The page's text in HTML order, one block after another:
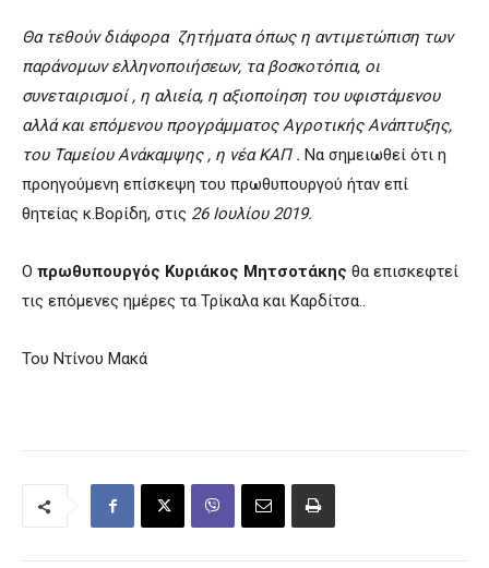
Θα τεθούν διάφορα ζητήματα όπως η αντιμετώπιση των
παράνομων ελληνοποιήσεων, τα βοσκοτόπια, οι
συνεταιρισμοί , η αλιεία, η αξιοποίηση του υφιστάμενου
αλλά και επόμενου προγράμματος Αγροτικής Ανάπτυξης,
του Ταμείου Ανάκαμψης , η νέα ΚΑΠ . Να σημειωθεί ότι η
προηγούμενη επίσκεψη του πρωθυπουργού ήταν επί
θητείας κ.Βορίδη, στις 26 Ιουλίου 2019.
Ο πρωθυπουργός Κυριάκος Μητσοτάκης θα επισκεφτεί
τις επόμενες ημέρες τα Τρίκαλα και Καρδίτσα..
Του Ντίνου Μακά